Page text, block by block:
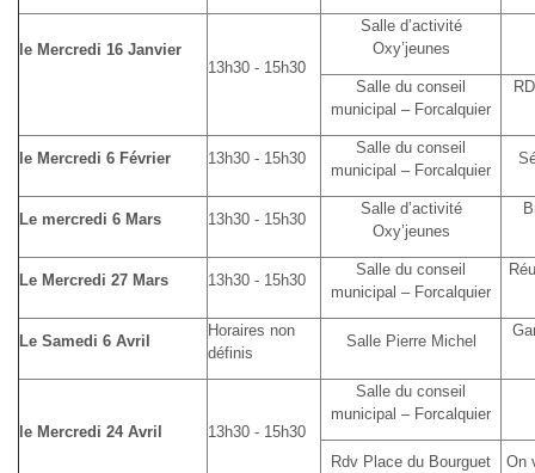
le Mercredi 16 Janvier
13h30 - 15h30
Salle d’activité
Oxy’jeunes
Salle du conseil
municipal – Forcalquier
le Mercredi 6 Février 13h30 - 15h30
Salle du conseil
municipal – Forcalquier
Le mercredi 6 Mars 13h30 - 15h30
Salle d’activité
Oxy’jeunes
Le Mercredi 27 Mars 13h30 - 15h30
Salle du conseil
municipal – Forcalquier
Le Samedi 6 Avril
Horaires non
définis
Salle Pierre Michel
le Mercredi 24 Avril 13h30 - 15h30
Salle du conseil
municipal – Forcalquier
Rdv Place du Bourguet On